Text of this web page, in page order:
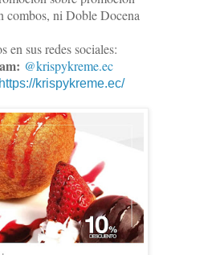
combos, ni Doble Docena
en sus redes sociales:
@krispykreme.ec
https://krispykreme.ec/